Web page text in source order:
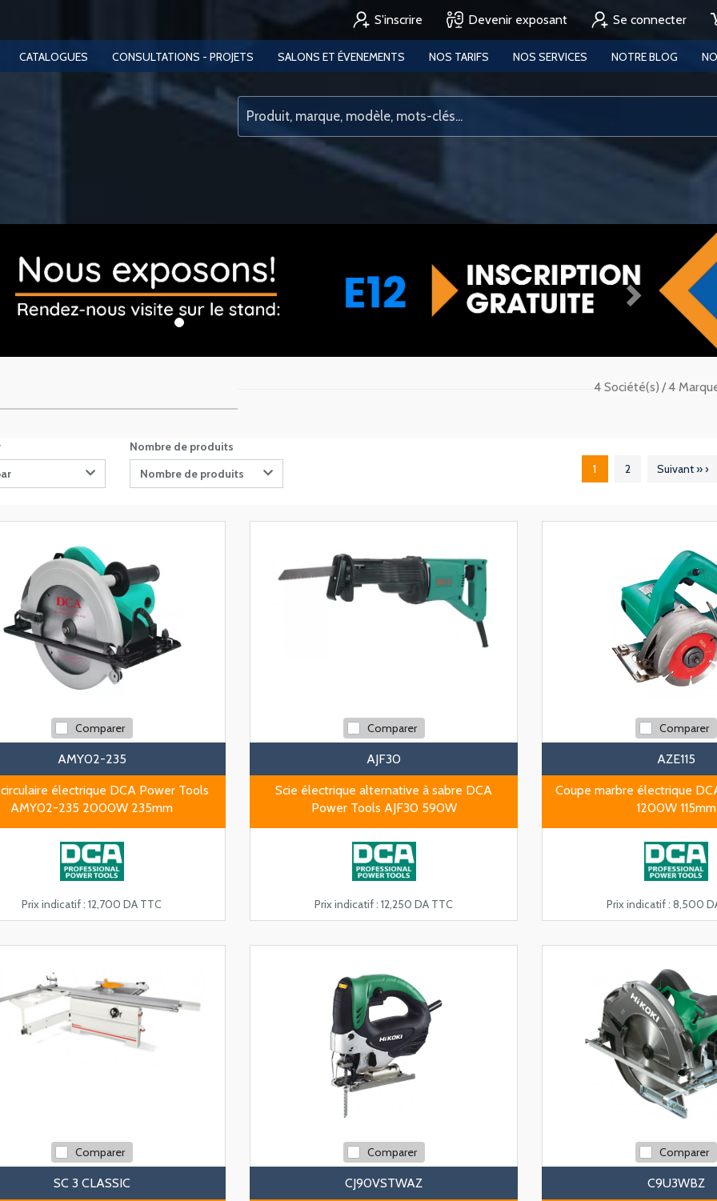
S'inscrire Devenir exposant Se connecter
CATALOGUES CONSULTATIONS - PROJETS SALONS ET ÉVENEMENTS NOS TARIFS NOS SERVICES NOTRE BLOG
4
4 Société(s)
Nombre de produits
Nombre de produits
1 2 Suivant »›
Comparer
AMY02-235
électrique DCA Power Tools
AMY02-235 2000W 235mm
Prix indicatif : 12,700 DA TTC
Comparer
AJF30
Scie électrique alternative à sabre DCA
Power Tools AJF30 590W
Prix indicatif : 12,250 DA TTC
Comparer
AZE115
Coupe marbre électrique
1200W 115mm
Prix indicatif : 8,500
Comparer
SC 3 CLASSIC
Comparer
CJ90VSTWAZ
Comparer
C9U3WBZ